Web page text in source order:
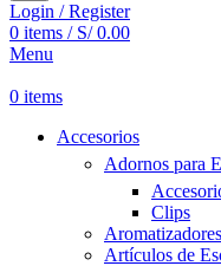
Login / Register
0 items / S/0.00
Menu
0 items
Accesorios
Adornos para
Clips
Artículos de